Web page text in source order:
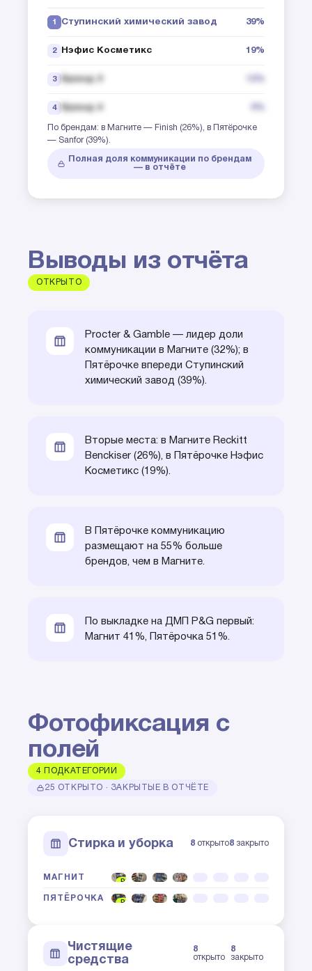
1 Ступинский химический завод 39%
2 Нэфис Косметикс 19%
3 Бренд 3
4 Бренд 4
По брендам: в Магните — Finish (26%), в Пятёрочке
— Sanfor (39%).
Полная доля коммуникации по брендам
— в отчёте
Выводы из отчёта
ОТКРЫТО
Procter & Gamble — лидер доли
коммуникации в Магните (32%); в
Пятёрочке впереди Ступинский
химический завод (39%).
Вторые места: в Магните Reckitt
Benckiser (26%), в Пятёрочке Нэфис
Косметикс (19%).
В Пятёрочке коммуникацию
размещают на 55% больше
брендов, чем в Магните.
По выкладке на ДМП P&G первый:
Магнит 41%, Пятёрочка 51%.
Фотофиксация с
полей
4 ПОДКАТЕГОРИИ
25 ОТКРЫТО · ЗАКРЫТЫЕ В ОТЧЁТЕ
Стирка и уборка 8 открыто8 закрыто
МАГНИТ
POSM
ПЯТЁРОЧКА
POSM
Чистящие
средства
8
открыто
8
закрыто